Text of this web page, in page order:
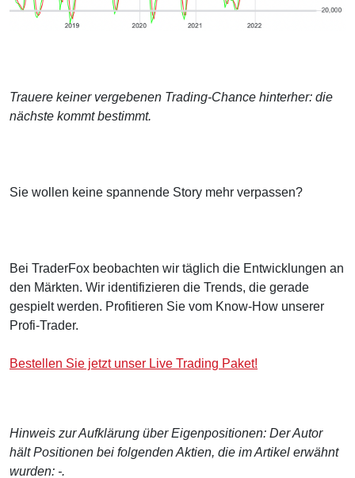
Trauere keiner vergebenen Trading-Chance hinterher: die
nächste kommt bestimmt.
Sie wollen keine spannende Story mehr verpassen?
Bei TraderFox beobachten wir täglich die Entwicklungen an
den Märkten. Wir identifizieren die Trends, die gerade
gespielt werden. Profitieren Sie vom Know-How unserer
Profi-Trader.
Bestellen Sie jetzt unser Live Trading Paket!
Hinweis zur Aufklärung über Eigenpositionen: Der Autor
hält Positionen bei folgenden Aktien, die im Artikel erwähnt
wurden: -.